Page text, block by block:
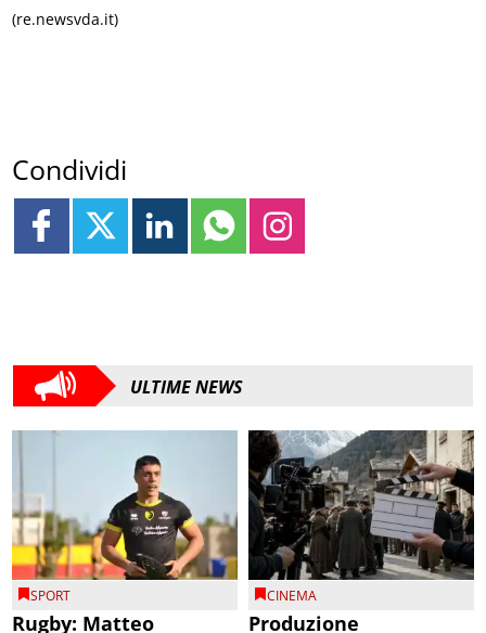
(re.newsvda.it)
Condividi
ULTIME NEWS
SPORT
Rugby: Matteo
CINEMA
Produzione